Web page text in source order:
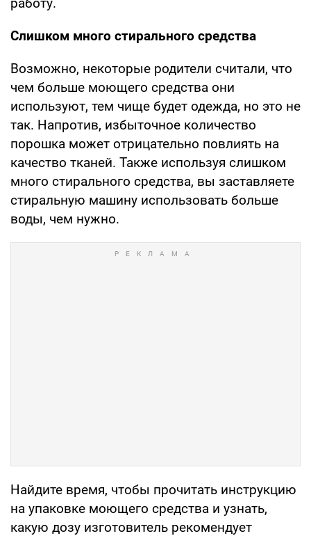
Слишком много стирального средства
Возможно, некоторые родители считали, что
чем больше моющего средства они
используют, тем чище будет одежда, но это не
так. Напротив, избыточное количество
порошка может отрицательно повлиять на
качество тканей. Также используя слишком
много стирального средства, вы заставляете
стиральную машину использовать больше
воды, чем нужно.
Найдите время, чтобы прочитать инструкцию
на упаковке моющего средства и узнать,
какую дозу изготовитель рекомендует